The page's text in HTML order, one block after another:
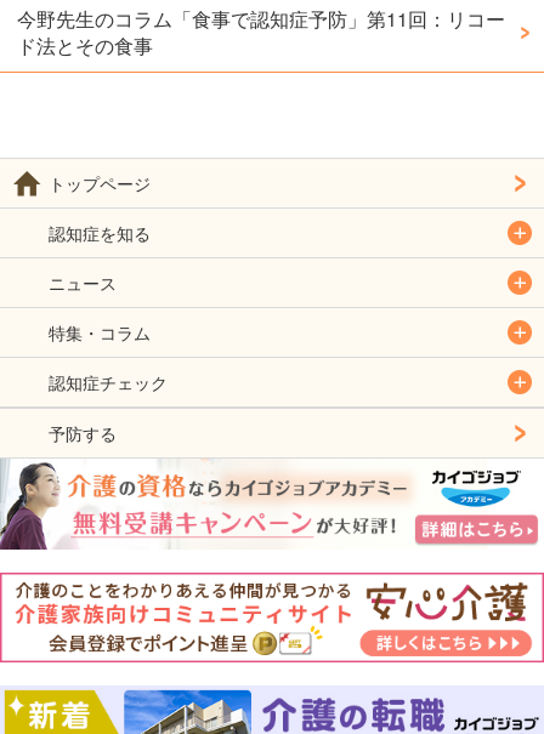
今野先生のコラム「食事で認知症予防」第11回：リコー
ド法とその食事
トップページ
認知症を知る
ニュース
特集・コラム
認知症チェック
予防する